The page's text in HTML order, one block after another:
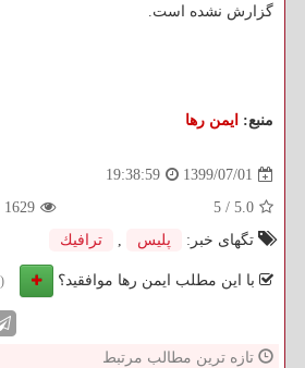
گزارش نشده است.
منبع: ایمن رها
1399/07/01
19:38:59
5.0
/
5
1629
تگهای خبر:
پلیس , ترافیك
با این مطلب ایمن رها موافقید؟ (1)
تازه ترین مطالب مرتبط